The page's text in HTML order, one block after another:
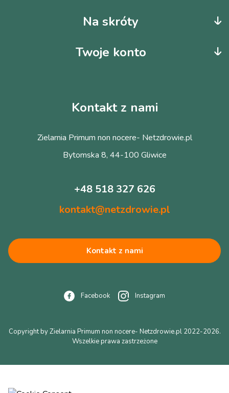
Na skróty
Twoje konto
Kontakt z nami
Zielarnia Primum non nocere- Netzdrowie.pl
Bytomska 8, 44-100 Gliwice
+48 518 327 626
kontakt@netzdrowie.pl
Kontakt z nami
Facebook Instagram
Copyright by Zielarnia Primum non nocere- Netzdrowie.pl 2022-2026.
Wszelkie prawa zastrzeżone